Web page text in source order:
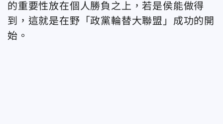
的重要性放在個人勝負之上，若是侯能做得
到，這就是在野「政黨輪替大聯盟」成功的開
始。